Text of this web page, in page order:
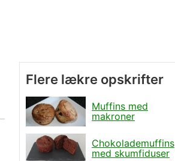
Flere lækre opskrifter
Muffins med
makroner
Chokolademuffins
med skumfiduser